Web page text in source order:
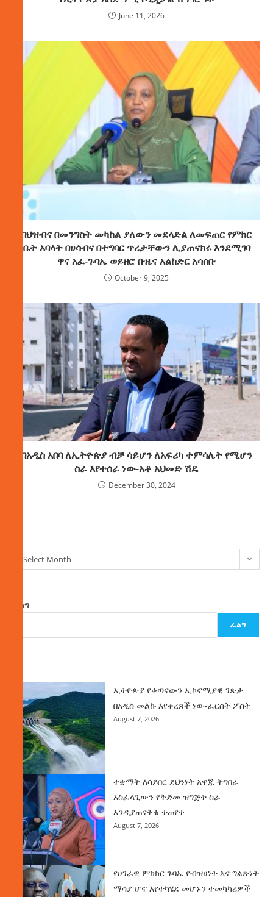
June 11, 2026
በህዝብና በመንግስት መካከል ያለውን መደላድል ለመፍጠር የምክር
ቤት አባላት በሀሳብና በተግባር ጥረታቸውን ሊያጠናክሩ እንደሚገባ
ዋና አፈ-ጉባኤ ወይዘሮ ቡዜና አልከድር አሳሰቡ
October 9, 2025
በአዲስ አበባ ለኢትዮጵያ ብቻ ሳይሆን ለአፍሪካ ተምሳሌት የሚሆን
ስራ እየተሰራ ነው-አቶ አህመድ ሽዴ
December 30, 2024
Select Month
ፈልግ
ፈልግ
ኢትዮጵያ የቀጣናውን ኢኮኖሚያዊ ገጽታ
በአዲስ መልኩ እየቀረጸች ነው-ፈርስት ፖስት
August 7, 2026
ተቋማት ለሳይበር ደህንነት አዋጁ ትግበራ
አስፈላጊውን የቅድመ ዝግጅት ስራ
እንዲያጠናቅቁ ተጠየቀ
August 7, 2026
የሀገራዊ ምክክር ጉባኤ የብዝሀነት እና ግልጽነት
ማሳያ ሆኖ እየተካሄደ መሆኑን ተመካካሪዎች